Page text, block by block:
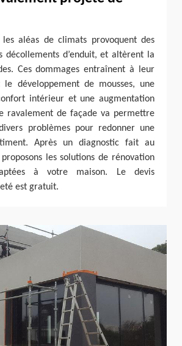
aléas de climats provoquent des
décollements d’enduit, et altèrent la
Ces dommages entraînent à leur
développement de mousses, une
intérieur et une augmentation
ravalement de façade va permettre
problèmes pour redonner une
Après un diagnostic fait au
les solutions de rénovation
à votre maison. Le devis
est gratuit.